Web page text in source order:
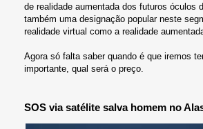
de realidade aumentada dos futuros óculos
também uma designação popular neste
realidade virtual como a realidade
Agora só falta saber quando é que iremos
importante, qual será o preço.
SOS via satélite salva homem no